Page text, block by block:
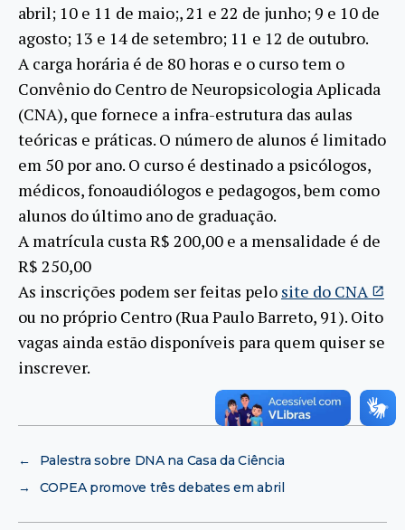
abril; 10 e 11 de maio;, 21 e 22 de junho; 9 e 10 de
agosto; 13 e 14 de setembro; 11 e 12 de outubro.
A carga horária é de 80 horas e o curso tem o
Convênio do Centro de Neuropsicologia Aplicada
(CNA), que fornece a infra-estrutura das aulas
teóricas e práticas. O número de alunos é limitado
em 50 por ano. O curso é destinado a psicólogos,
médicos, fonoaudiólogos e pedagogos, bem como
alunos do último ano de graduação.
A matrícula custa R$ 200,00 e a mensalidade é de
R$ 250,00
As inscrições podem ser feitas pelo site do CNA
ou no próprio Centro (Rua Paulo Barreto, 91). Oito
vagas ainda estão disponíveis para quem quiser se
inscrever.
←
Palestra sobre DNA na Casa da Ciência
→
COPEA promove três debates em abril